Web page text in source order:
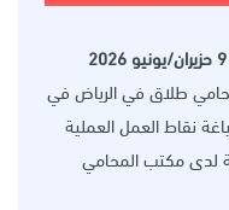
طلاق في الرياض في
نقاط العمل العملية
لدى مكتب المحامي